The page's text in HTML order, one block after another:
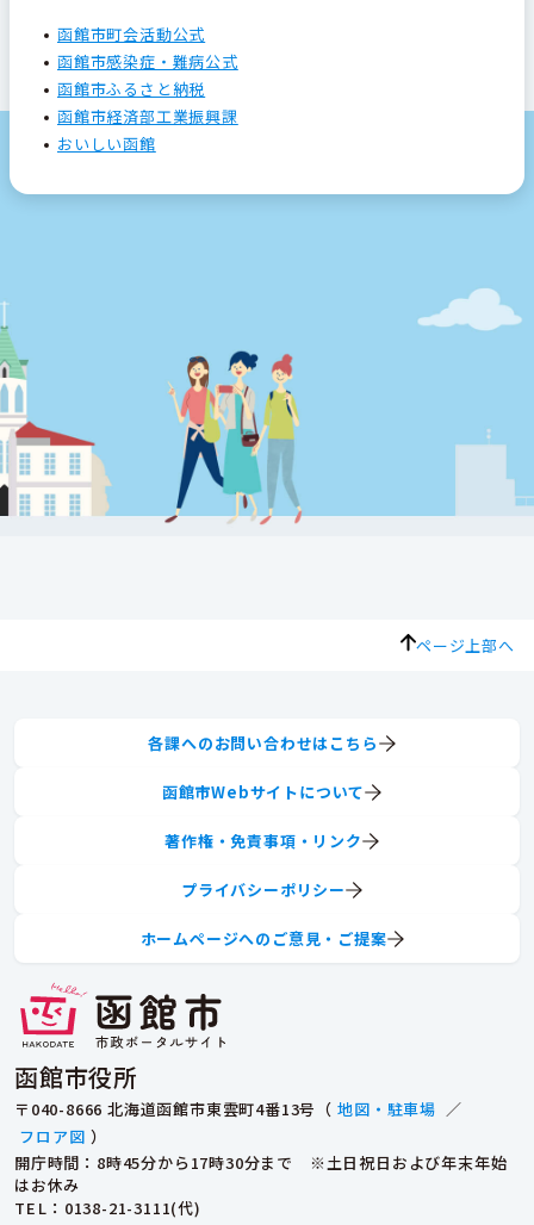
函館市町会活動公式
函館市感染症・難病公式
函館市ふるさと納税
函館市経済部工業振興課
おいしい函館
ページ上部へ
函館市役所
〒040-8666 北海道函館市東雲町4番13号（ 地図・駐車場 ／
フロア図 ）
開庁時間：8時45分から17時30分まで ※土日祝日および年末年始
はお休み
TEL ：0138-21-3111(代)
各課へのお問い合わせはこちら
函館市Webサイトについて
著作権・免責事項・リンク
プライバシーポリシー
ホームページへのご意見・ご提案